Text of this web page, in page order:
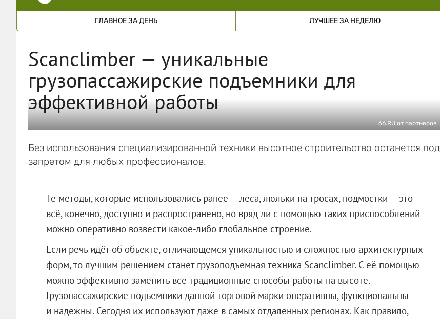
ГЛАВНОЕ ЗА ДЕНЬ ЛУЧШЕЕ ЗА НЕДЕЛЮ
Scanclimber — уникальные
грузопассажирские подъемники для
эффективной работы
66.RU от партнеров
Без использования специализированной техники высотное строительство останется под
запретом для любых профессионалов.
Те методы, которые использовались ранее — леса, люльки на тросах, подмостки — это
всё, конечно, доступно и распространено, но вряд ли с помощью таких приспособлений
можно оперативно возвести какое-либо глобальное строение.
Если речь идёт об объекте, отличающемся уникальностью и сложностью архитектурных
форм, то лучшим решением станет грузоподъемная техника Scanclimber. С её помощью
можно эффективно заменить все традиционные способы работы на высоте.
Грузопассажирские подъемники данной торговой марки оперативны, функциональны
и надежны. Сегодня их используют даже в самых отдаленных регионах. Как правило,